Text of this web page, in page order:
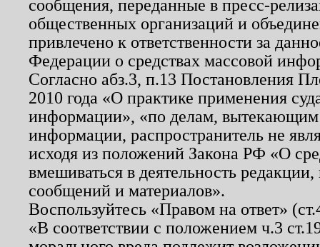
сообщения, переданные в пресс-
общественных организаций и
привлечено к ответственности за
Федерации о средствах массовой
Согласно абз.3, п.13 Постановления
2010 года «О практике применения
информации», «по делам, вытекающим
информации, распространитель не
исходя из положений Закона РФ «О
вмешиваться в деятельность
сообщений и материалов».
Воспользуйтесь «Правом на ответ»
«В соответствии с положением ч.3